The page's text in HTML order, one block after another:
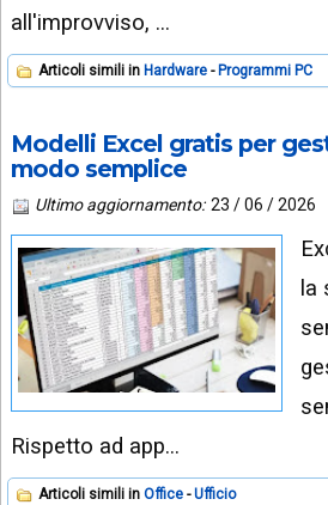
all'improvviso, …
Articoli simili in Hardware Programmi PC
Modelli Excel gratis per
modo semplice
Ultimo aggiornamento: 23 / 06 / 2026
la
Rispetto ad app…
Articoli simili in Office Ufficio